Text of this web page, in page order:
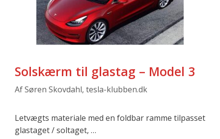
Solskærm til glastag – Model 3
AfSøren Skovdahl, tesla-klubben.dk
Letvægts materiale med en foldbar ramme tilpasset
glastaget / soltaget, …